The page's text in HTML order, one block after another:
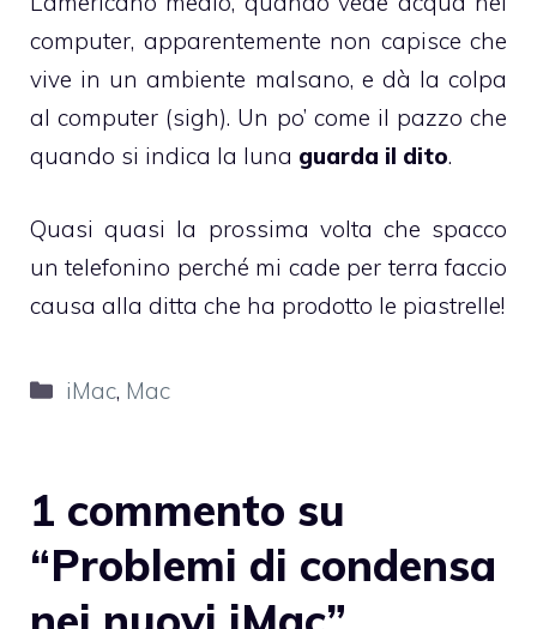
computer, apparentemente non capisce che
vive in un ambiente malsano, e dà la colpa
al computer (sigh). Un po’ come il pazzo che
quando si indica la luna guarda il dito.
Quasi quasi la prossima volta che spacco
un telefonino perché mi cade per terra faccio
causa alla ditta che ha prodotto le piastrelle!
Categorie
iMac, Mac
1 commento su
“Problemi di condensa